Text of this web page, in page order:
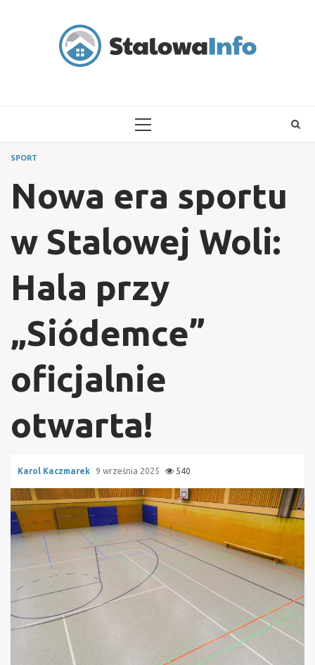
PRIMARY
SPORT
Nowa era sportu
w Stalowej Woli:
Hala przy
„Siódemce”
oficjalnie
otwarta!
Karol Kaczmarek 9 września 2025 540